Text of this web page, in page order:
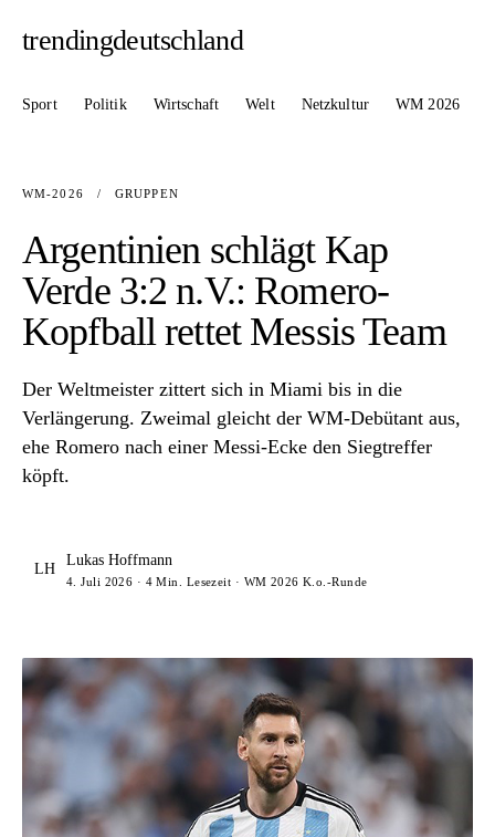
trendingdeutschland
Sport Politik Wirtschaft Welt Netzkultur WM 2026
WM-2026 / GRUPPEN
Argentinien schlägt Kap
Verde 3:2 n.V.: Romero-
Kopfball rettet Messis Team
Der Weltmeister zittert sich in Miami bis in die
Verlängerung. Zweimal gleicht der WM-Debütant aus,
ehe Romero nach einer Messi-Ecke den Siegtreffer
köpft.
LH
Lukas Hoffmann
4. Juli 2026 · 4 Min. Lesezeit · WM 2026 K.o.-Runde